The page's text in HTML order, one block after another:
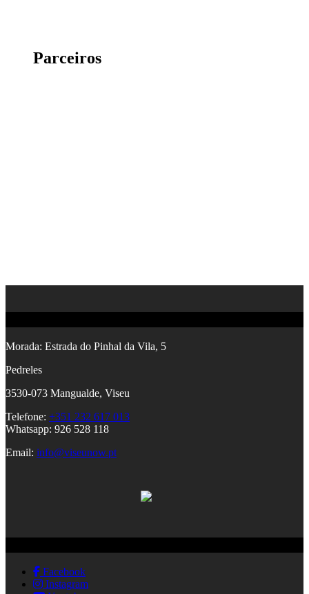
Parceiros
Morada: Estrada do Pinhal da Vila, 5
Pedreles
3530-073 Mangualde, Viseu
Telefone: +351 232 617 013
Whatsapp: 926 528 118
Email: info@viseunow.pt
Facebook
Instagram